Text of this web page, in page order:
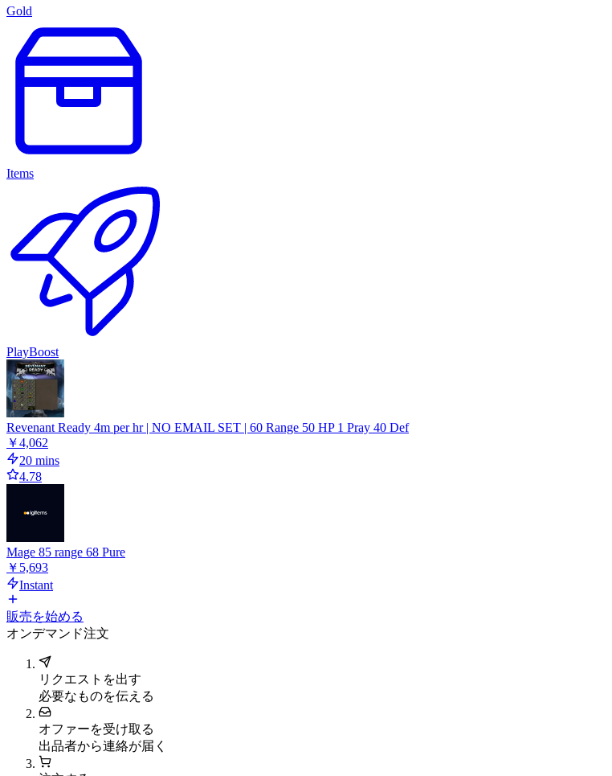
Gold
Items
PlayBoost
Revenant Ready 4m per hr | NO EMAIL SET | 60 Range 50 HP 1 Pray 40 Def
￥4,062
20 mins
4.78
Mage 85 range 68 Pure
￥5,693
Instant
販売を始める
オンデマンド注文
リクエストを出す
必要なものを伝える
オファーを受け取る
出品者から連絡が届く